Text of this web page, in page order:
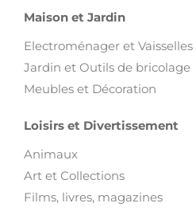
Maison et Jardin
Electroménager et Vaisselles
Jardin et Outils de bricolage
Meubles et Décoration
Loisirs et Divertissement
Animaux
Art et Collections
Films, livres, magazines